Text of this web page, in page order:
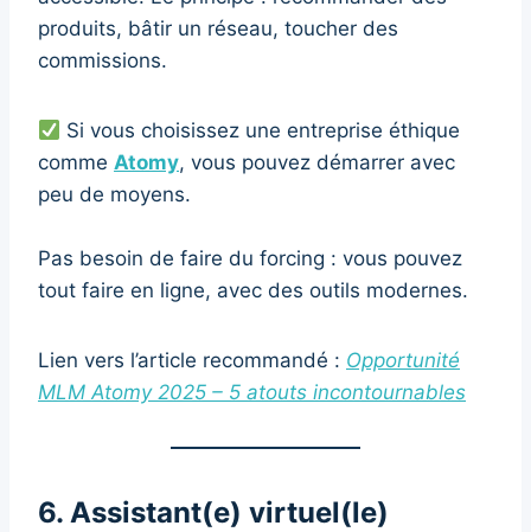
produits, bâtir un réseau, toucher des
commissions.
Si vous choisissez une entreprise éthique
comme Atomy, vous pouvez démarrer avec
peu de moyens.
Pas besoin de faire du forcing : vous pouvez
tout faire en ligne, avec des outils modernes.
Lien vers l’article recommandé : Opportunité
MLM Atomy 2025 – 5 atouts incontournables
6. Assistant(e) virtuel(le)